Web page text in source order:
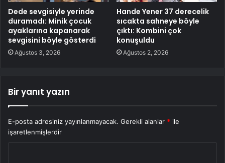
Dede sevgisiyle yerinde
duramadı: Minik çocuk
ayaklarına kapanarak
sevgisini böyle gösterdi
Ağustos 3, 2026
Hande Yener 37 derecelik
sıcakta sahneye böyle
çıktı: Kombini çok
konuşuldu
Ağustos 2, 2026
Bir yanıt yazın
E-posta adresiniz yayınlanmayacak. Gerekli alanlar * ile
işaretlenmişlerdir